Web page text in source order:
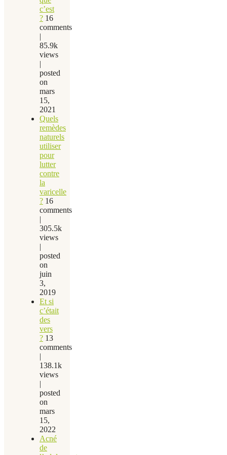
c’est
? 16
comments
|
85.9k
views
|
posted
on
mars
15,
2021
Quels
remèdes
naturels
utiliser
pour
lutter
contre
la
varicelle
? 16
comments
|
305.5k
views
|
posted
on
juin
3,
2019
Et si
c’était
des
vers
? 13
comments
|
138.1k
views
|
posted
on
mars
15,
2022
Acné
de